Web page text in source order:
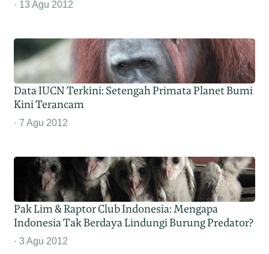
13 Agu 2012
Data IUCN Terkini: Setengah Primata Planet Bumi
Kini Terancam
7 Agu 2012
Pak Lim & Raptor Club Indonesia: Mengapa
Indonesia Tak Berdaya Lindungi Burung Predator?
3 Agu 2012